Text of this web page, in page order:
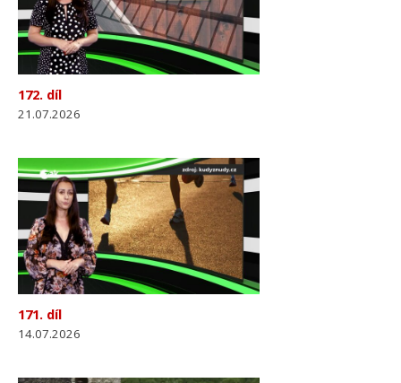
172. díl
21.07.2026
171. díl
14.07.2026